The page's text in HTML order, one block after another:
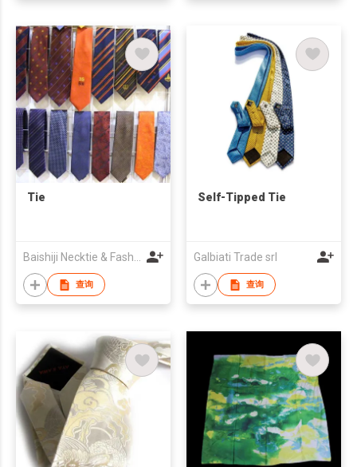
Tie
Baishiji Necktie & Fashion Co., Ltd.
查询
Self-Tipped Tie
Galbiati Trade srl
查询